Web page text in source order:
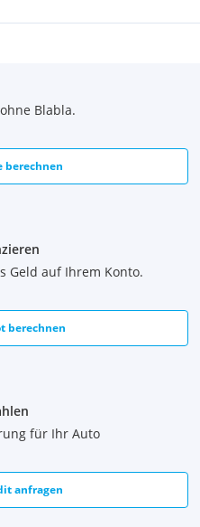
Blabla.
berechnen
Geld auf Ihrem Konto.
berechnen
für Ihr Auto
anfragen